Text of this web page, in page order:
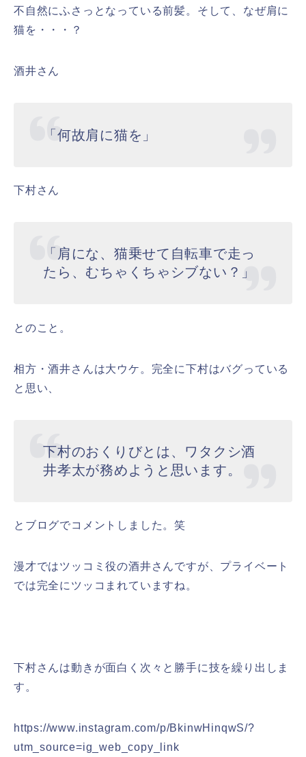
不自然にふさっとなっている前髪。そして、なぜ肩に
猫を・・・？
酒井さん
「何故肩に猫を」
下村さん
「肩にな、猫乗せて自転車で走っ
たら、むちゃくちゃシブない？」
とのこと。
相方・酒井さんは大ウケ。完全に下村はバグっている
と思い、
下村のおくりびとは、ワタクシ酒
井孝太が務めようと思います。
とブログでコメントしました。笑
漫才ではツッコミ役の酒井さんですが、プライベート
では完全にツッコまれていますね。
下村さんは動きが面白く次々と勝手に技を繰り出しま
す。
https://www.instagram.com/p/BkinwHinqwS/?
utm_source=ig_web_copy_link